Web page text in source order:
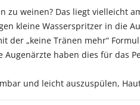
zu weinen? Das liegt
kleine Wasserspritzer in die
der „keine Tränen mehr“
Augenärzte haben dies für das
und leicht auszuspülen,